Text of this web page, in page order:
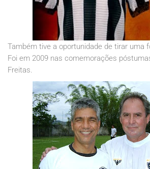
Também tive a oportunidade de tirar uma
Foi em 2009 nas comemorações
Freitas.